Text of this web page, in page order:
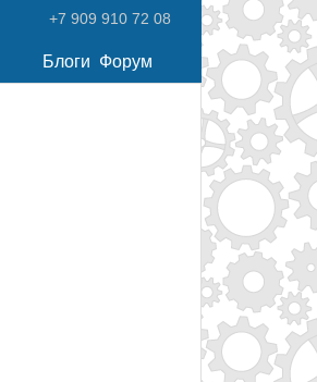
+7 909 910 72 08
Блоги Форум